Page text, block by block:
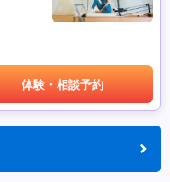
体験・相談予約